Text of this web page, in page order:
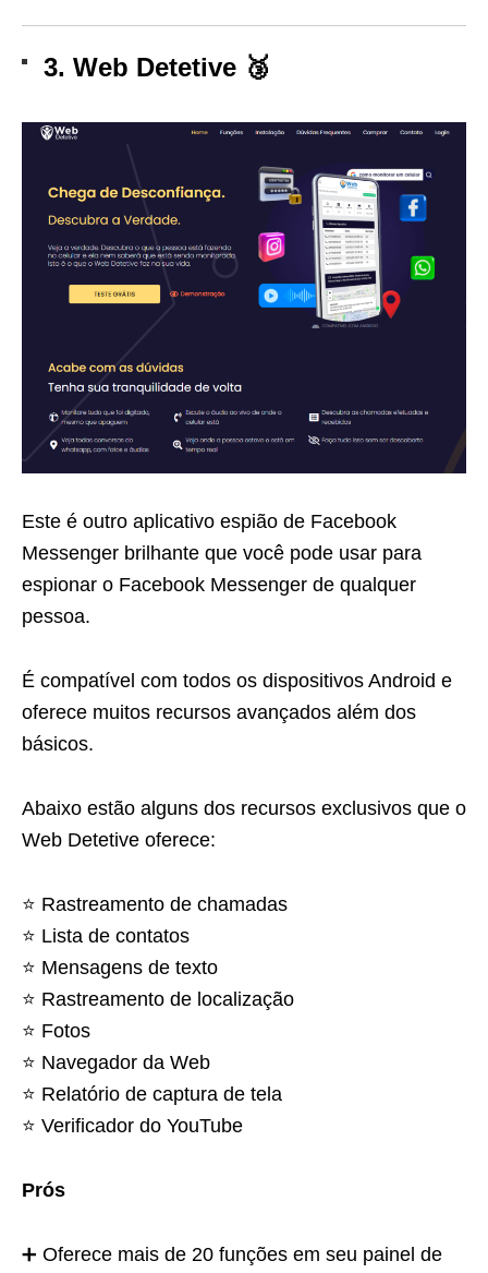
3. Web Detetive 🥉
Este é outro aplicativo espião de Facebook
Messenger brilhante que você pode usar para
espionar o Facebook Messenger de qualquer
pessoa.
É compatível com todos os dispositivos Android e
oferece muitos recursos avançados além dos
básicos.
Abaixo estão alguns dos recursos exclusivos que o
Web Detetive oferece:
⭐️ Rastreamento de chamadas
⭐️ Lista de contatos
⭐️ Mensagens de texto
⭐️ Rastreamento de localização
⭐️ Fotos
⭐️ Navegador da Web
⭐️ Relatório de captura de tela
⭐️ Verificador do YouTube
Prós
➕ Oferece mais de 20 funções em seu painel de